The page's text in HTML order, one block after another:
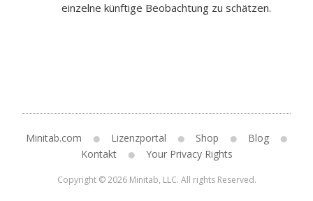
einzelne künftige Beobachtung zu schätzen.
Minitab.com Lizenzportal Shop
Blog
Kontakt
Your Privacy Rights
Copyright © 2026 Minitab, LLC. All rights Reserved.